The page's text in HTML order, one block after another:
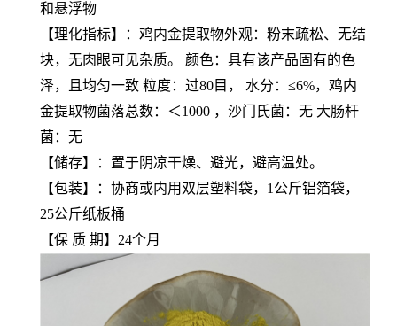
和悬浮物
【理化指标】：鸡内金提取物外观：粉末疏松、无结
块，无肉眼可见杂质。 颜色：具有该产品固有的色
泽，且均匀一致 粒度：过80目， 水分：≤6%，鸡内
金提取物菌落总数：＜1000 ，沙门氏菌：无 大肠杆
菌：无
【储存】：置于阴凉干燥、避光，避高温处。
【包装】：协商或内用双层塑料袋，1公斤铝箔袋，
25公斤纸板桶
【保 质 期】24个月